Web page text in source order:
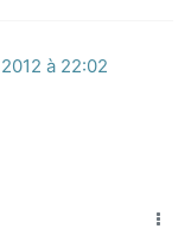
à 22:02